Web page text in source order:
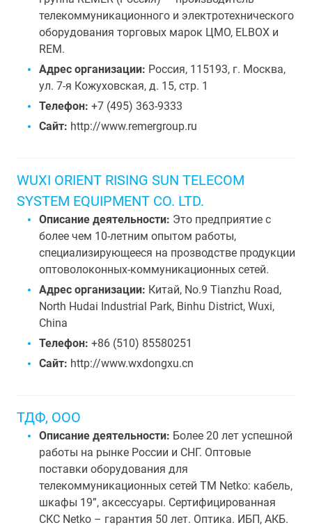
телекоммуникационного и электротехнического
оборудования торговых марок ЦМО, ELBOX и
REM.
Адрес организации: Россия, 115193, г. Москва,
ул. 7-я Кожуховская, д. 15, стр. 1
Телефон: +7 (495) 363-9333
Сайт: http://www.remergroup.ru
WUXI ORIENT RISING SUN TELECOM
SYSTEM EQUIPMENT CO. LTD.
Описание деятельности: Это предприятие с
более чем 10-летним опытом работы,
специализирующееся на прозводстве продукции
оптоволоконных-коммуникационных сетей.
Адрес организации: Китай, No.9 Tianzhu Road,
North Hudai Industrial Park, Binhu District, Wuxi,
China
Телефон: +86 (510) 85580251
Сайт: http://www.wxdongxu.cn
ТДФ, ООО
Описание деятельности: Более 20 лет успешной
работы на рынке России и СНГ. Оптовые
поставки оборудования для
телекоммуникационных сетей TM Netko: кабель,
шкафы 19”, аксессуары. Сертифицированная
СКС Netko – гарантия 50 лет. Оптика. ИБП, АКБ.